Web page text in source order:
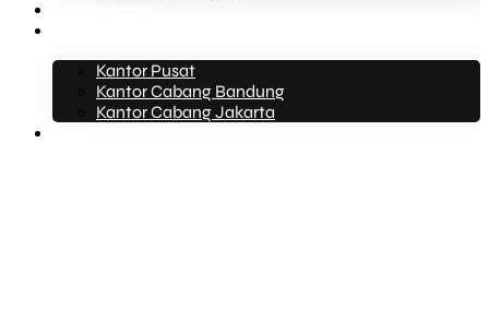
Kantor Pusat
Kantor Cabang Bandung
Kantor Cabang Jakarta